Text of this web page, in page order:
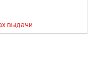
выдачи